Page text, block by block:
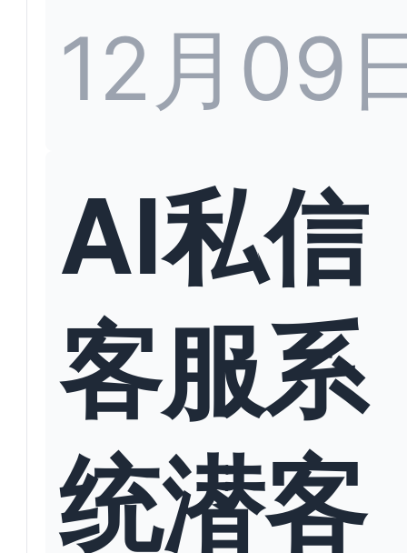
12月09
AI私信
客服系
统潜客